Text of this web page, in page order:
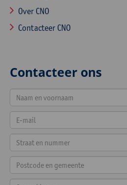
Over CNO
Contacteer CNO
Contacteer ons